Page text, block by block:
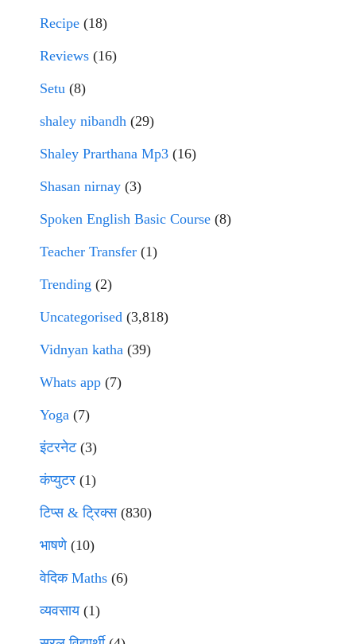
Recipe (18)
Reviews (16)
Setu (8)
shaley nibandh (29)
Shaley Prarthana Mp3 (16)
Shasan nirnay (3)
Spoken English Basic Course (8)
Teacher Transfer (1)
Trending (2)
Uncategorised (3,818)
Vidnyan katha (39)
Whats app (7)
Yoga (7)
इंटरनेट(3)
कंप्युटर (1)
टिप्स & ट्रिक्स(830)
भाषणे(10)
वेदिक Maths (6)
व्यवसाय(1)